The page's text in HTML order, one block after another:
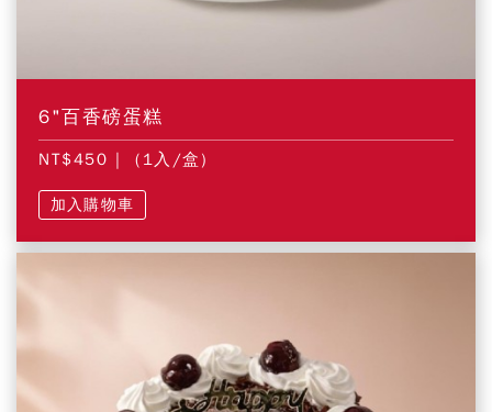
6"百香磅蛋糕
NT$450 | (1入/盒)
加入購物車